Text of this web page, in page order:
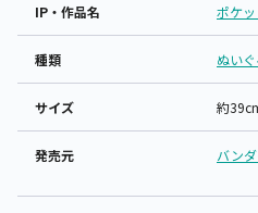
IP・作品名 ポケ
種類 ぬい
サイズ 約
発売元 バン